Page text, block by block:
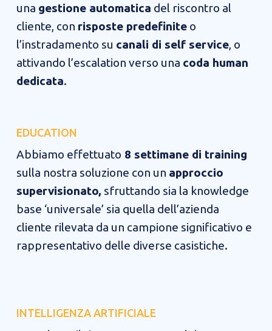
una gestione automatica del riscontro al
cliente, con risposte predefinite o
l’instradamento su canali di self service, o
attivando l’escalation verso una coda human
dedicata.​​
EDUCATION​​
Abbiamo effettuato 8 settimane di training
sulla nostra soluzione con un approccio
supervisionato, sfruttando sia la knowledge
base ‘universale’ sia quella dell’azienda
cliente rilevata da un campione significativo e
rappresentativo delle diverse casistiche.
INTELLIGENZA ARTIFICIALE